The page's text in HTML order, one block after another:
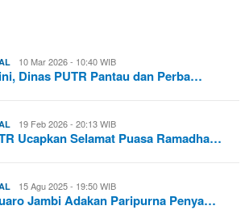
10 Mar 2026 - 10:40 WIB
Dinas PUTR Pantau dan Perba…
19 Feb 2026 - 20:13 WIB
Ucapkan Selamat Puasa Ramadha…
15 Agu 2025 - 19:50 WIB
Jambi Adakan Paripurna Penya…